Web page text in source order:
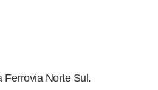
Ferrovia Norte Sul.